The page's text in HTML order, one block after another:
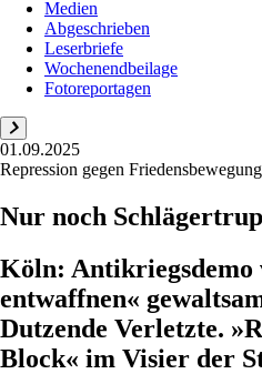
Medien
Abgeschrieben
Leserbriefe
Wochenendbeilage
Fotoreportagen
01.09.2025
Repression gegen Friedensbewegung
Nur noch
Köln: Antikriegsdemo
entwaffnen«
Dutzende Verletzte.
Block« im Visier der